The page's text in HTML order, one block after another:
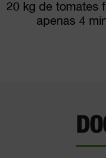
20 kg de tomates
apenas 4